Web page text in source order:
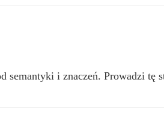
i znaczeń. Prowadzi tę